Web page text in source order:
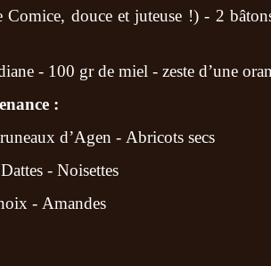
Comice, douce et juteuse !) - 2
- 100 gr de miel - zeste d’une
:
d’Agen - Abricots secs
- Noisettes
- Amandes